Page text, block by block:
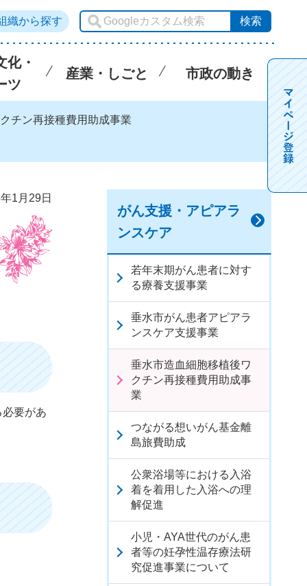
織から探す
化・
ツ
産業・しごと 市政の動き
チン再接種費用助成事業
1月29日
要があ
がん支援・アピアラ
ンスケア
若年末期がん患者に対す
る療養支援事業
垂水市がん患者アピアラ
ンスケア支援事業
垂水市造血細胞移植後ワ
クチン再接種費用助成事
業
つながる想いがん基金離
島旅費助成
公衆浴場等における入浴
着を着用した入浴への理
解促進
小児・AYA世代のがん患
者等の妊孕性温存療法研
究促進事業について